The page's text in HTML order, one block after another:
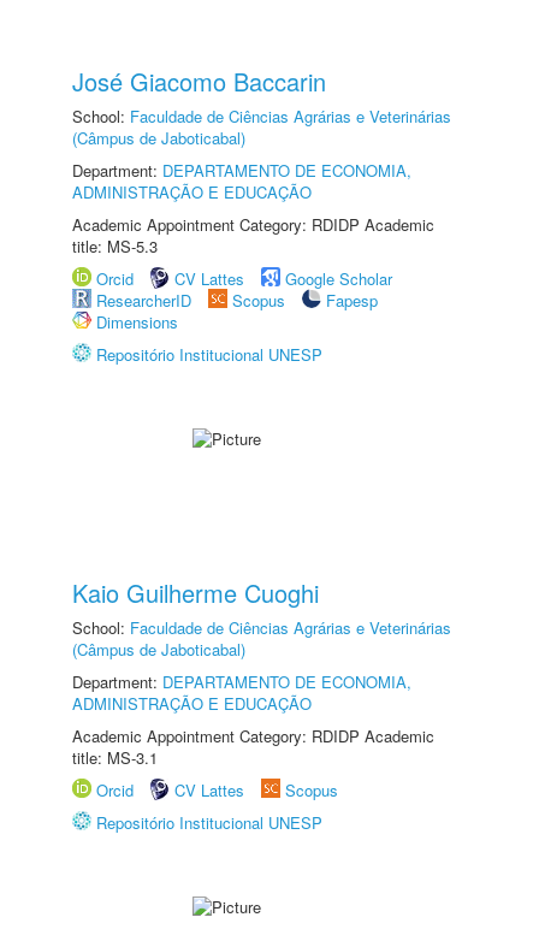
José Giacomo Baccarin
School: Faculdade de Ciências Agrárias e Veterinárias
(Câmpus de Jaboticabal)
Department: DEPARTAMENTO DE ECONOMIA,
ADMINISTRAÇÃO E EDUCAÇÃO
Academic Appointment Category: RDIDP Academic
title: MS-5.3
Orcid
CV Lattes
Google Scholar
ResearcherID
Scopus
Fapesp
Dimensions
Repositório Institucional UNESP
Kaio Guilherme Cuoghi
School: Faculdade de Ciências Agrárias e Veterinárias
(Câmpus de Jaboticabal)
Department: DEPARTAMENTO DE ECONOMIA,
ADMINISTRAÇÃO E EDUCAÇÃO
Academic Appointment Category: RDIDP Academic
title: MS-3.1
Orcid
CV Lattes
Scopus
Repositório Institucional UNESP